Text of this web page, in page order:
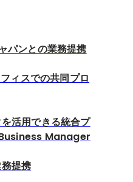
パンとの業務提携
ィスでの共同プロ
活用できる統合プ
Manager
提携